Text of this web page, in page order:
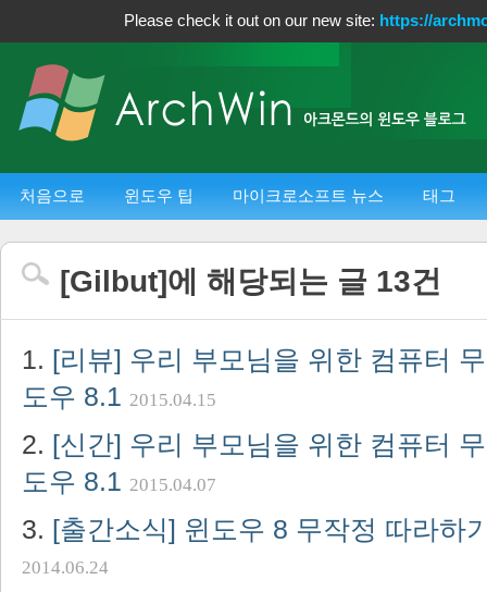
Please check it out on our new site: https://
처음으로 윈도우 팁 마이크로소프트 뉴스 태그
[Gilbut]에 해당되는 글 13건
[리뷰] 우리 부모님을 위한 컴퓨터
도우 8.1 2015.04.15
[신간] 우리 부모님을 위한 컴퓨터
도우 8.1 2015.04.07
[출간소식] 윈도우 8 무작정 따라하
2014.06.24